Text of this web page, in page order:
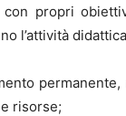
propri
l’attività
risorse;